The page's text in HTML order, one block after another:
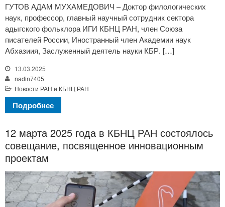
ГУТОВ АДАМ МУХАМЕДОВИЧ – Доктор филологических
наук, профессор, главный научный сотрудник сектора
адыгского фольклора ИГИ КБНЦ РАН, член Союза
писателей России, Иностранный член Академии наук
Абхазиия, Заслуженный деятель науки КБР. […]
13.03.2025
nadin7405
Новости РАН и КБНЦ РАН
Подробнее
12 марта 2025 года в КБНЦ РАН состоялось
совещание, посвященное инновационным
проектам